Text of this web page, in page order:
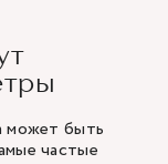
может быть
частые